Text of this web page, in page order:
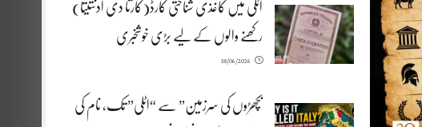
اٹلی میں کاغذی شناختی کارڈ(کارتا دی ادنتیتا)
رکھنے والوں کے لیے بڑی خوشخبری
18/06/2026
بچھڑوں کی سرزمین” سے “اٹلی” تک، نام کی